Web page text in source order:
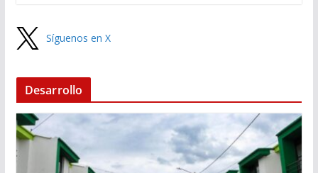
Síguenos en X
Desarrollo